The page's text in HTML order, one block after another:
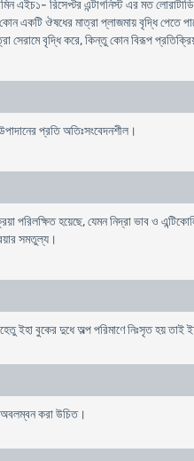
এইচ১- রিসেপ্টর এন্টাগনিস্ট এর মত
একটি ঔষধের মাত্রা প্লাজমায় বৃদ্ধি
বৃদ্ধি করে, কিন্তু কোন বিরূপ
প্রতি অতিঃসংবেদনশীল।
পরিলক্ষিত হয়েছে, যেমন নিদ্রা ভাব ও
সমতুল্য।
ইহা বুকের দুধে অল্প পরিমাণে নিঃসৃত হয় তাই
করা উচিত।